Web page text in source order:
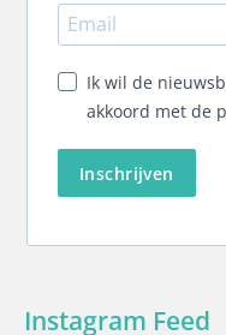
Ik wil de
akkoord met de
Inschrijven
Instagram Feed